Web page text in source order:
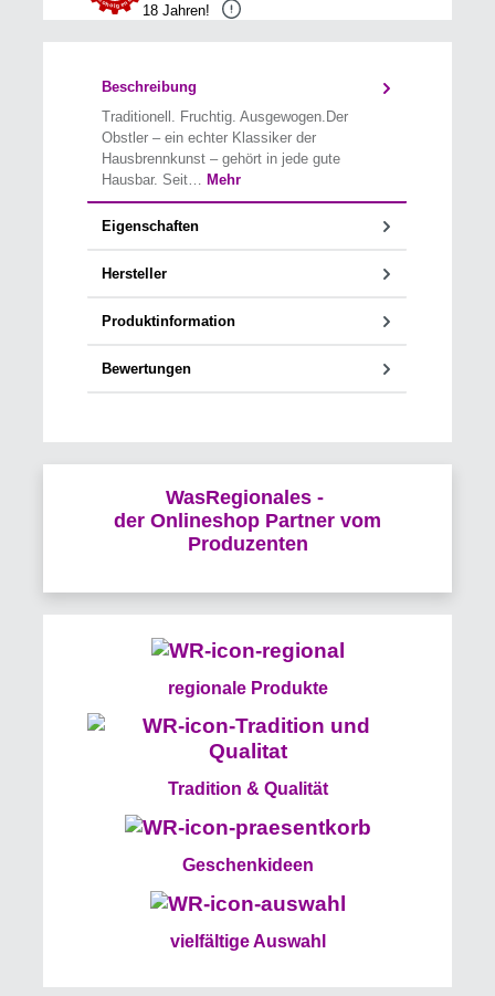
18 Jahren!
Beschreibung
Traditionell. Fruchtig. Ausgewogen.Der
Obstler – ein echter Klassiker der
Hausbrennkunst – gehört in jede gute
Hausbar. Seit…
Mehr
Eigenschaften
Hersteller
Produktinformation
Bewertungen
WasRegionales -
der Onlineshop Partner vom
Produzenten
regionale Produkte
Tradition & Qualität
Geschenkideen
vielfältige Auswahl